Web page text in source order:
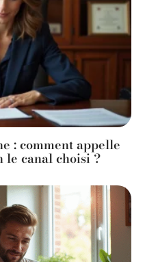
: comment appelle
le canal choisi ?